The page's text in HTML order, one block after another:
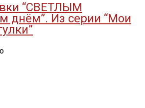
“СВЕТЛЫМ
днём”. Из серии “Мои